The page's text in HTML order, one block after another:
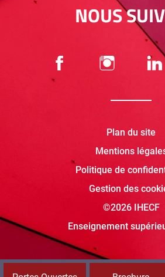
NOUS
Plan du site
Mentions
Politique de
Gestion des
©2026 IHECF
Enseignement